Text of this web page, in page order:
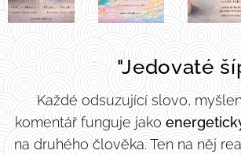
☠️ "Jedovaté
Každé odsuzující slovo,
komentář funguje jako
na druhého člověka. Ten na něj